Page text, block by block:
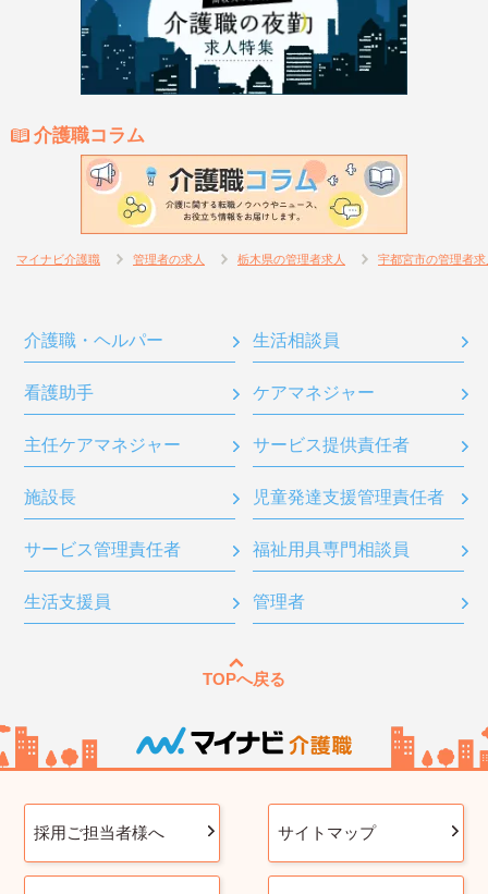
介護職コラム
マイナビ介護職 管理者の求人 栃木県の管理者求人 宇都宮市の管理者求
介護職・ヘルパー 生活相談員
看護助手 ケアマネジャー
主任ケアマネジャー サービス提供責任者
施設長 児童発達支援管理責任者
サービス管理責任者 福祉用具専門相談員
生活支援員 管理者
TOPへ戻る
採用ご担当者様へ サイトマップ